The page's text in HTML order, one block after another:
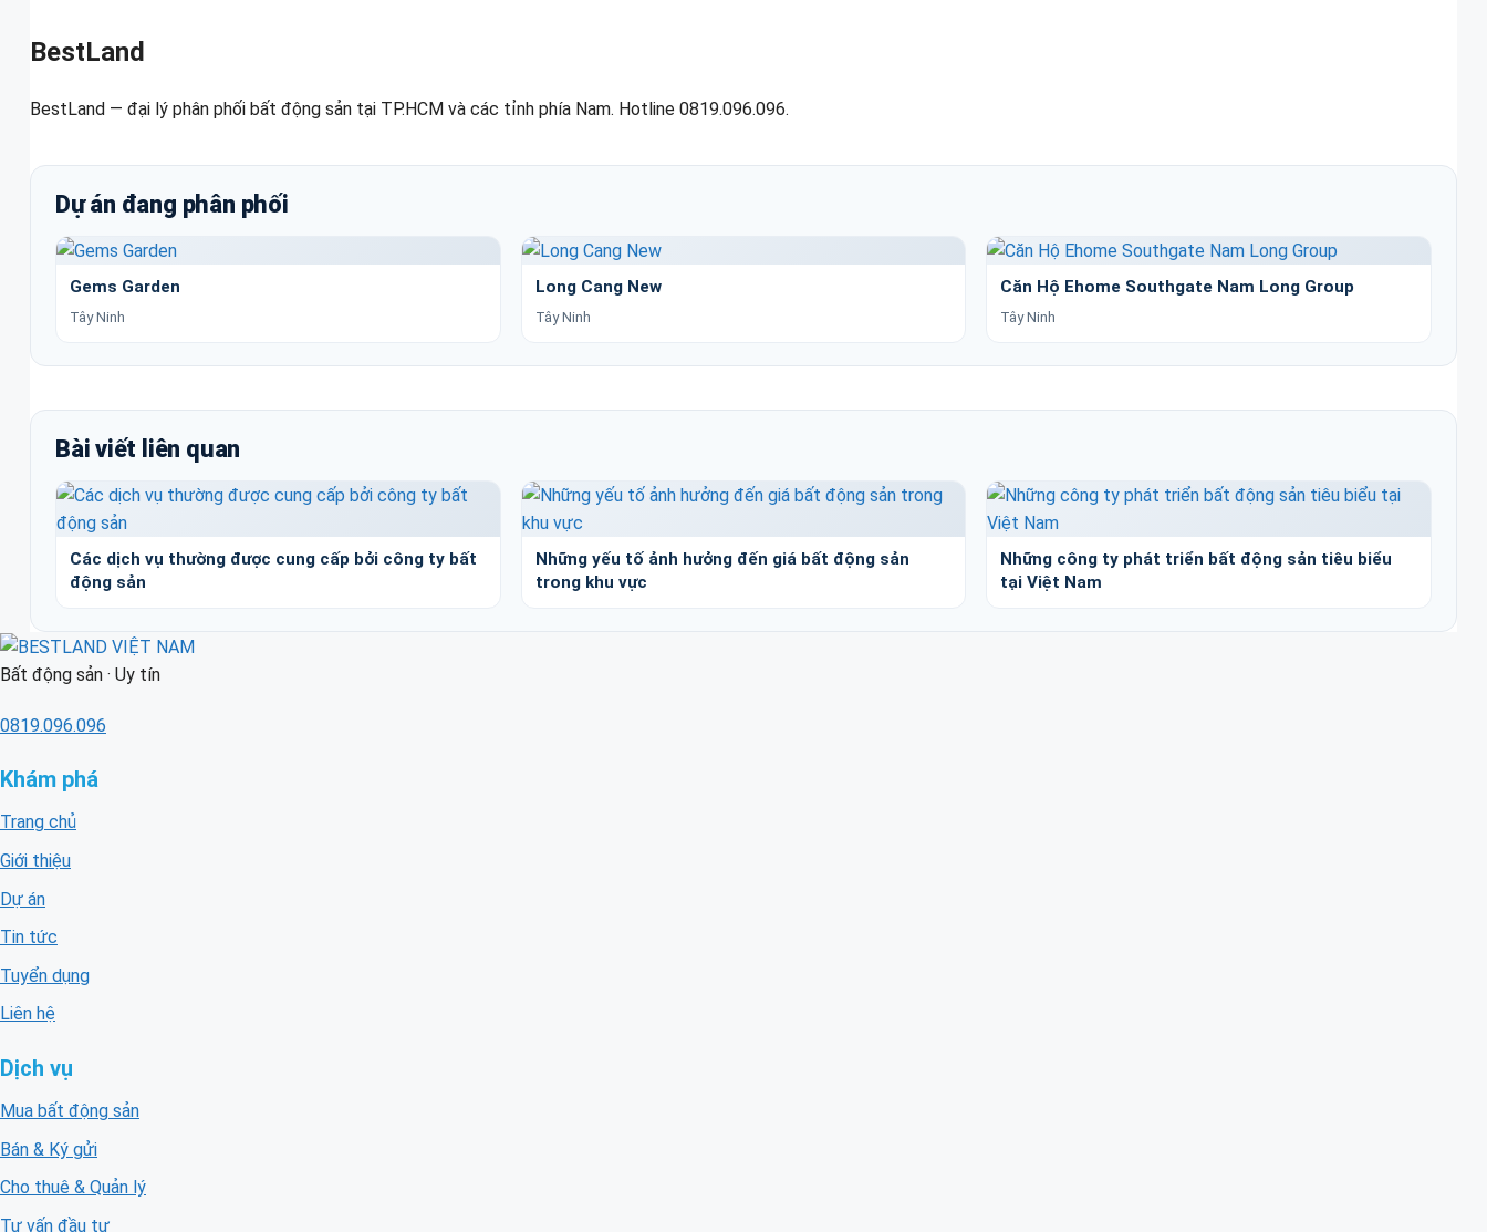
BestLand
BestLand — đại lý phân phối bất động sản tại TP.HCM và các tỉnh phía Nam. Hotline 0819.096.096.
Dự án đang phân phối
Gems Garden
Tây Ninh
Long Cang New
Tây Ninh
Căn Hộ Ehome Southgate Nam Long Group
Tây Ninh
Bài viết liên quan
Các dịch vụ thường được cung cấp bởi công ty bất
động sản
Những yếu tố ảnh hưởng đến giá bất động sản
trong khu vực
Những công ty phát triển bất động sản tiêu biểu
tại Việt Nam
Bất động sản · Uy tín
0819.096.096
Khám phá
Trang chủ
Giới thiệu
Dự án
Tin tức
Tuyển dụng
Liên hệ
Dịch vụ
Mua bất động sản
Bán & Ký gửi
Cho thuê & Quản lý
Tư vấn đầu tư